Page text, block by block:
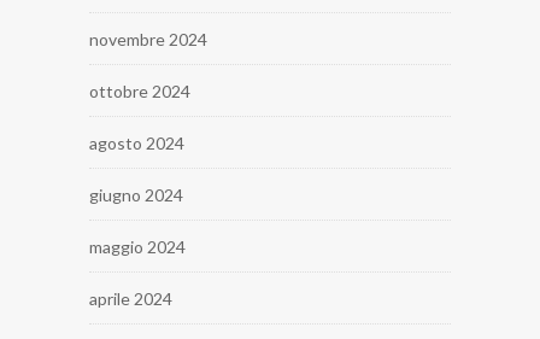
novembre 2024
ottobre 2024
agosto 2024
giugno 2024
maggio 2024
aprile 2024